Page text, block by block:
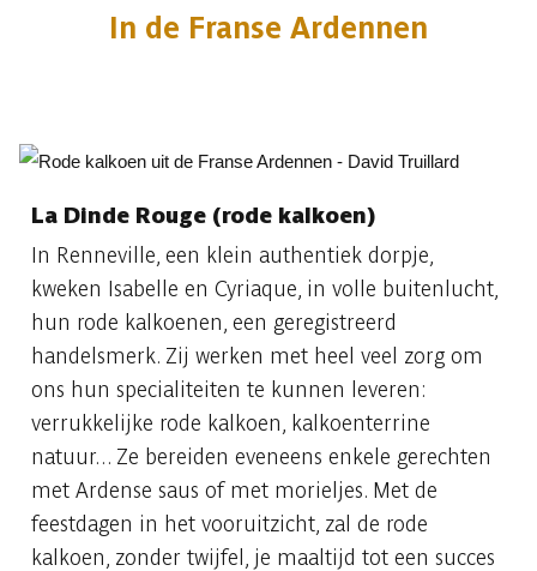
In de Franse Ardennen
La Dinde Rouge (rode kalkoen)
In Renneville, een klein authentiek dorpje,
kweken Isabelle en Cyriaque, in volle buitenlucht,
hun rode kalkoenen, een geregistreerd
handelsmerk. Zij werken met heel veel zorg om
ons hun specialiteiten te kunnen leveren:
verrukkelijke rode kalkoen, kalkoenterrine
natuur... Ze bereiden eveneens enkele gerechten
met Ardense saus of met morieljes. Met de
feestdagen in het vooruitzicht, zal de rode
kalkoen, zonder twijfel, je maaltijd tot een succes